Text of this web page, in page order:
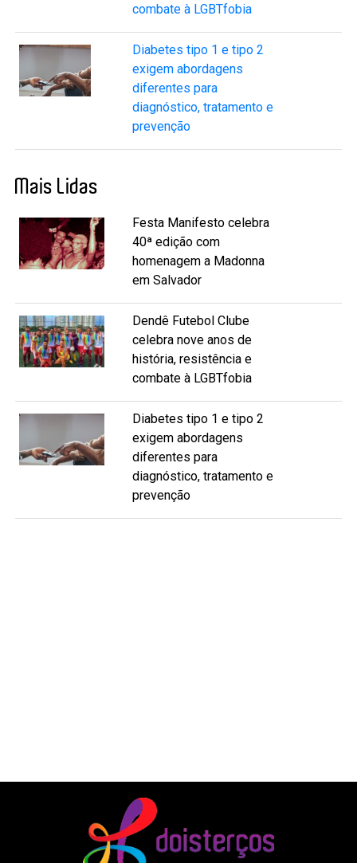
combate à LGBTfobia
Diabetes tipo 1 e tipo 2
exigem abordagens
diferentes para
diagnóstico, tratamento e
prevenção
Mais Lidas
Festa Manifesto celebra
40ª edição com
homenagem a Madonna
em Salvador
Dendê Futebol Clube
celebra nove anos de
história, resistência e
combate à LGBTfobia
Diabetes tipo 1 e tipo 2
exigem abordagens
diferentes para
diagnóstico, tratamento e
prevenção